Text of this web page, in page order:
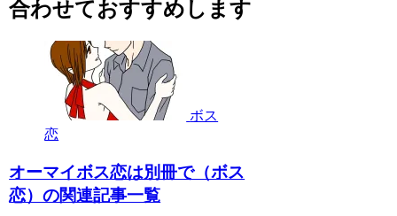
合わせておすすめします
ボス
恋
オーマイボス恋は別冊で（ボス
恋）の関連記事一覧